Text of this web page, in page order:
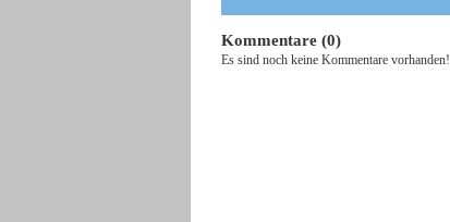
Kommentare (0)
Es sind noch keine Kommentare vorhanden!